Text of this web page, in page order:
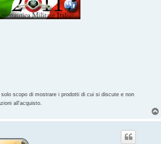
solo scopo di mostrare i prodotti di cui si discute e non
all'acquisto.